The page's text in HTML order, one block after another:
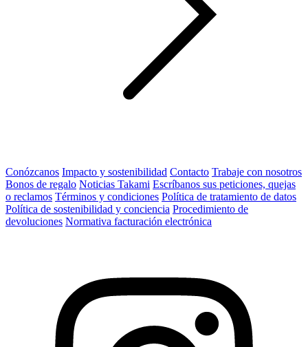
Conózcanos Impacto y sostenibilidad Contacto Trabaje con nosotros
Bonos de regalo Noticias Takami Escríbanos sus peticiones, quejas
o reclamos Términos y condiciones Política de tratamiento de datos
Política de sostenibilidad y conciencia Procedimiento de
devoluciones Normativa facturación electrónica